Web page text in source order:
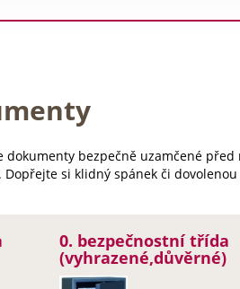
dokumenty bezpečně uzamčené
si klidný spánek či
0. bezpečnostní třída
(vyhrazené,důvěrné)